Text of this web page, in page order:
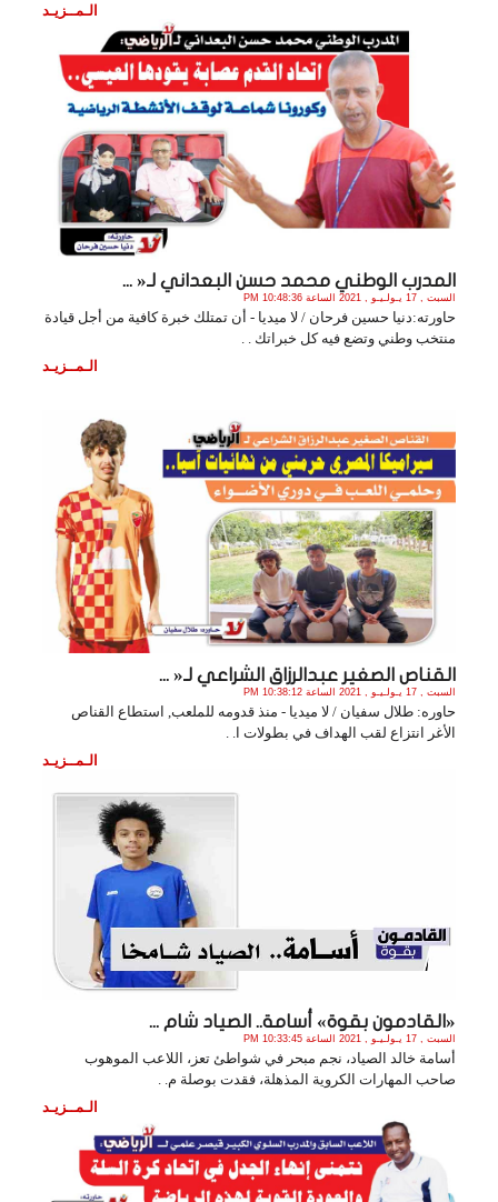
الـمــزيـد
المدرب الوطني محمد حسن البعداني لـ« ...
السبت , 17 يـولـيـو , 2021 الساعة 10:48:36 PM
حاورته:دنيا حسين فرحان / لا ميديا - أن تمتلك خبرة كافية من أجل قيادة
منتخب وطني وتضع فيه كل خبراتك . .
الـمــزيـد
القناص الصغير عبدالرزاق الشراعي لـ« ...
السبت , 17 يـولـيـو , 2021 الساعة 10:38:12 PM
حاوره: طلال سفيان / لا ميديا - منذ قدومه للملعب, استطاع القناص
الأغر انتزاع لقب الهداف في بطولات ا. .
الـمــزيـد
«القادمون بقوة» أسامة.. الصياد شام ...
السبت , 17 يـولـيـو , 2021 الساعة 10:33:45 PM
أسامة خالد الصياد، نجم مبحر في شواطئ تعز، اللاعب الموهوب
صاحب المهارات الكروية المذهلة، فقدت بوصلة م. .
الـمــزيـد